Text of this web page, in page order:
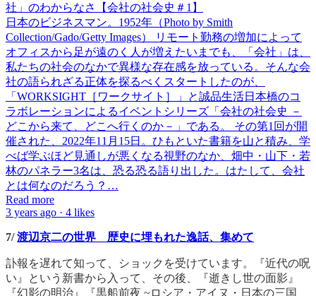
社」のわからなさ【会社の社会史＃1】
日本のビジネスマン。1952年（Photo by Smith
Collection/Gado/Getty Images） リモート勤務の増加によって
オフィスから足が遠のく人が増えたいまでも、「会社」は、
私たちの社会のなかで異様な存在感を放っている。そんな会
社の語られざる正体を探るべくスタートしたのが、
「WORKSIGHT［ワークサイト］」と誠品生活日本橋のコ
ラボレーションによるイベントシリーズ「会社の社会史 －
どこから来て、どこへ行くのか－」である。 その第1回が開
催された、2022年11月15日。ひもといた書籍を山と積み、学
べば学ぶほど見通しが悪くなる視野のなか、畑中・山下・若
林のパネラー3名は、恐る恐る語り出した。はたして、会社
とは何なのだろう？…
Read more
3 years ago · 4 likes
7/ 渡辺京二の世界 歴史に埋もれた逸話、集めて
訃報を遅れて知って、ショックを受けています。『近代の呪
い』という新書から入って、その後、『逝きし世の面影』
『幻影の明治』『黒船前夜 ~ロシア・アイヌ・日本の三国